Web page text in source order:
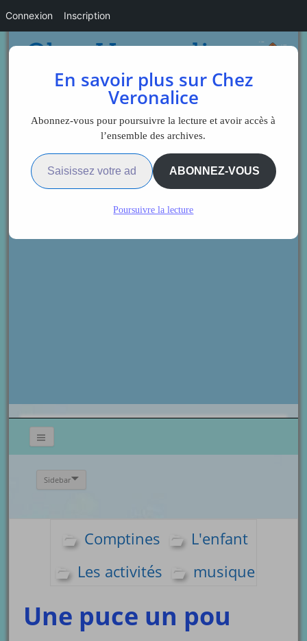
Sidebar
Comptines
L'enfant
Les activités
musique
Une puce un pou
En savoir plus sur Chez
Veronalice
Abonnez-vous pour poursuivre la lecture et avoir accès à
l’ensemble des archives.
Saisissez votre adresse e-mail…
ABONNEZ-VOUS
Poursuivre la lecture
Connexion Inscription